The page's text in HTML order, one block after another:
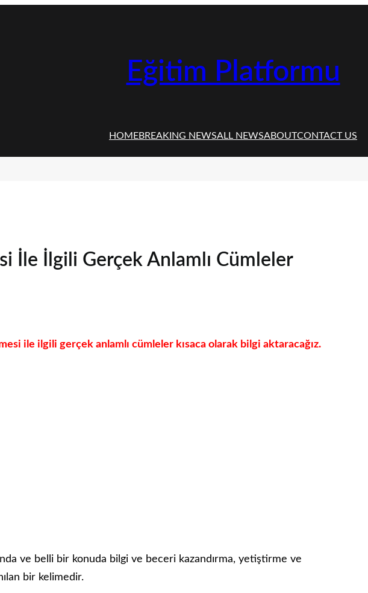
Eğitim Platformu
HOMEBREAKING NEWSALL NEWSABOUTCONTACT US
İle İlgili Gerçek Anlamlı Cümleler
ile ilgili gerçek anlamlı cümleler kısaca olarak bilgi aktaracağız.
ve belli bir konuda bilgi ve beceri kazandırma, yetiştirme ve
bir kelimedir.